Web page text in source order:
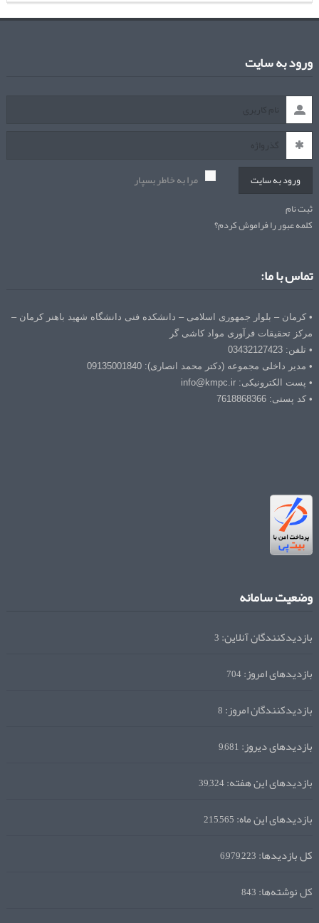
ورود به سایت
ورود به سایت مرا به خاطر بسپار
ثبت نام
کلمه عبور را فراموش کردم؟
تماس با ما:
• کرمان – بلوار جمهوری اسلامی – دانشکده فنی دانشگاه شهید باهنر کرمان –
مرکز تحقیقات فرآوری مواد کاشی گر
• تلفن: 03432127423
• مدیر داخلی مجموعه (دکتر محمد انصاری): 09135001840
• پست الکترونیکی: info@kmpc.ir
• کد پستی: 7618868366
وضعیت سامانه
بازدیدکنندگان آنلاین:3
بازدیدهای امروز:704
بازدیدکنندگان امروز:8
بازدیدهای دیروز:9,681
بازدیدهای این هفته:39,324
بازدیدهای این ماه:215,565
کل بازدیدها:6,979,223
کل نوشته‌ها:843